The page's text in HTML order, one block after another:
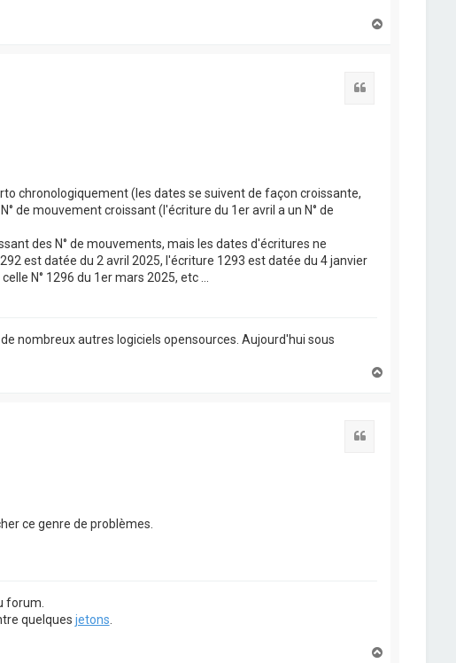
chronologiquement (les dates se suivent de façon croissante,
de mouvement croissant (l'écriture du 1er avril a un N° de
des N° de mouvements, mais les dates d'écritures ne
est datée du 2 avril 2025, l'écriture 1293 est datée du 4 janvier
N° 1296 du 1er mars 2025, etc ...
nombreux autres logiciels opensources. Aujourd'hui sous
ce genre de problèmes.
forum.
quelques jetons.